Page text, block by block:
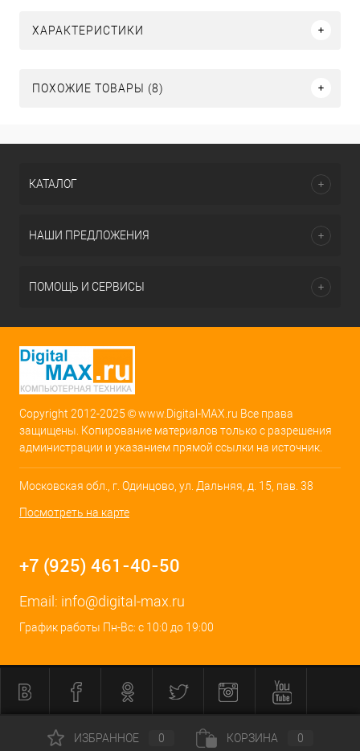
ХАРАКТЕРИСТИКИ
ПОХОЖИЕ ТОВАРЫ (8)
КАТАЛОГ
НАШИ ПРЕДЛОЖЕНИЯ
ПОМОЩЬ И СЕРВИСЫ
Copyright 2012-2025 © www.Digital-MAX.ru Все права
защищены. Копирование материалов только с разрешения
администрации и указанием прямой ссылки на источник.
Московская обл., г. Одинцово, ул. Дальняя, д. 15, пав. 38
Посмотреть на карте
+7 (925) 461-40-50
Email: info@digital-max.ru
График работы Пн-Вс: с 10:0 до 19:00
ИЗБРАННОЕ 0 КОРЗИНА 0